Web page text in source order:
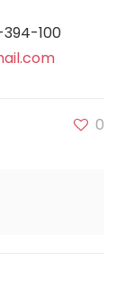
394-100
0